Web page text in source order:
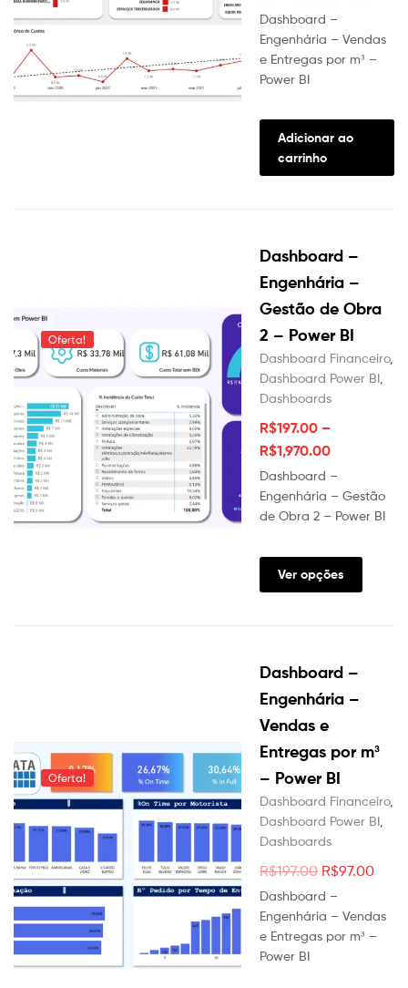
preço
original
era:
atual
é:
Dashboard –
Engenhária – Vendas
e Entregas por m³ –
Power BI
Adicionar ao
carrinho
Oferta!
Dashboard –
Engenhária –
Gestão de Obra
2 – Power BI
Dashboard Financeiro,
Dashboard Power BI
Dashboards
R$197.00 –
R$1,970.00
Dashboard –
Engenhária – Gestão
de Obra 2 – Power BI
Ver opções
tem
na
produto
Oferta!
Dashboard –
Engenhária –
Vendas e
Entregas por m³
– Power BI
Dashboard Financeiro,
Dashboard Power BI
Dashboards
R$197.00 O
preço
original
era:
R$97.00O
atual
é:
Dashboard –
Engenhária – Vendas
e Entregas por m³ –
Power BI